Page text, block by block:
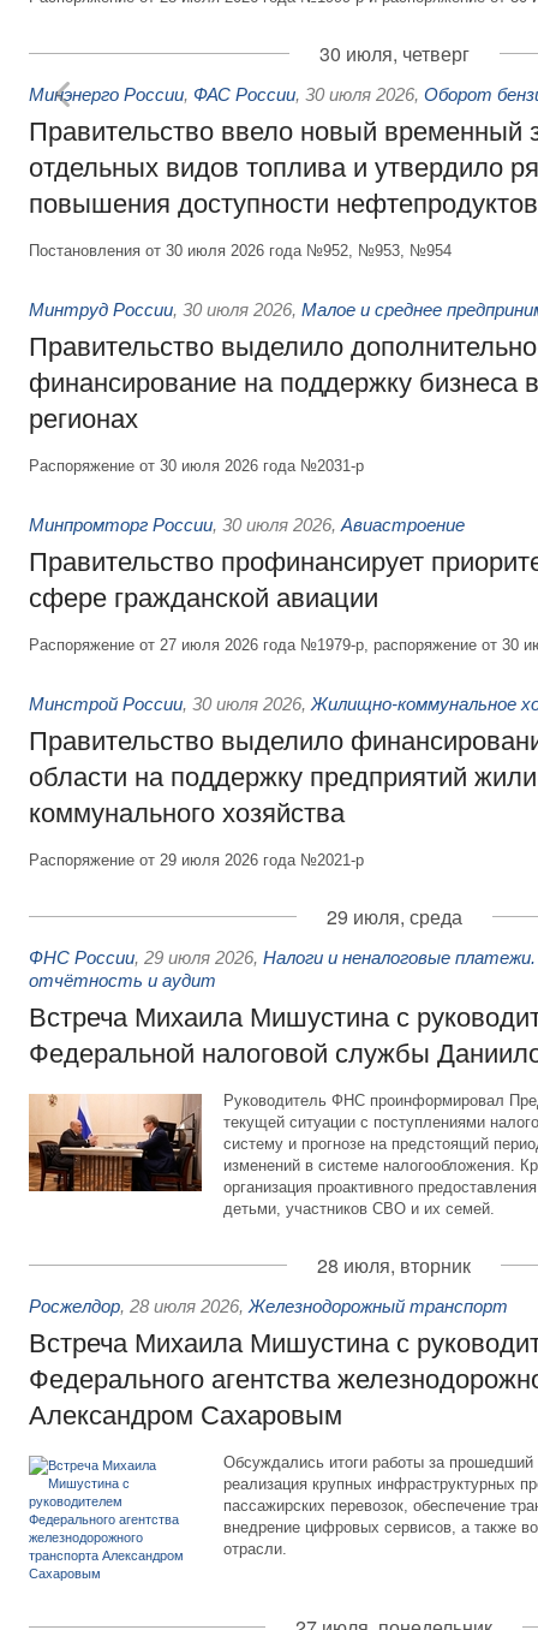
30 июля, четверг
Минэнерго России, ФАС России, 30 июля 2026, Оборот
Правительство ввело новый временный
отдельных видов топлива и утвердило
повышения доступности нефтепродуктов
Постановления от 30 июля 2026 года №952, №953, №954
Минтруд России, 30 июля 2026, Малое и среднее
Правительство выделило
финансирование на поддержку бизнеса
регионах
Распоряжение от 30 июля 2026 года №2031-р
Минпромторг России, 30 июля 2026, Авиастроение
Правительство профинансирует
сфере гражданской авиации
Распоряжение от 27 июля 2026 года №1979-р, распоряжение от 30
Минстрой России, 30 июля 2026, Жилищно-коммунальное
Правительство выделило
области на поддержку предприятий
коммунального хозяйства
Распоряжение от 29 июля 2026 года №2021-р
29 июля, среда
ФНС России, 29 июля 2026, Налоги и неналоговые
отчётность и аудит
Встреча Михаила Мишустина с
Федеральной налоговой службы
Руководитель ФНС проинформировал
текущей ситуации с поступлениями
систему и прогнозе на предстоящий
изменений в системе налогообложения.
организация проактивного
детьми, участников СВО и их семей.
28 июля, вторник
Росжелдор, 28 июля 2026, Железнодорожный транспорт
Встреча Михаила Мишустина с
Федерального агентства
Александром Сахаровым
Обсуждались итоги работы за
реализация крупных инфраструктурных
пассажирских перевозок, обеспечение
внедрение цифровых сервисов, а также
отрасли.